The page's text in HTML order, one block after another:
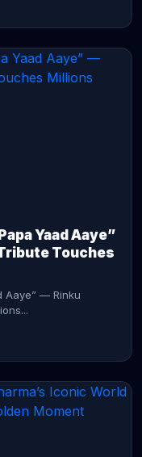
Yaad Aaye”
Touches
Aaye” — Rinku